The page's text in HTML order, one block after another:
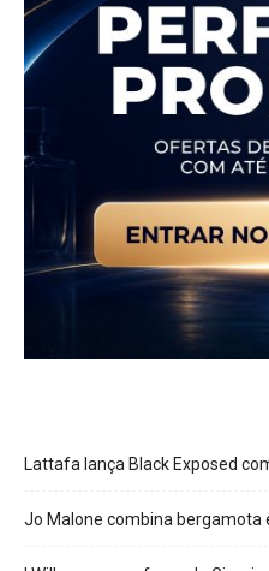
Lattafa lança Black Exposed
Jo Malone combina bergamota